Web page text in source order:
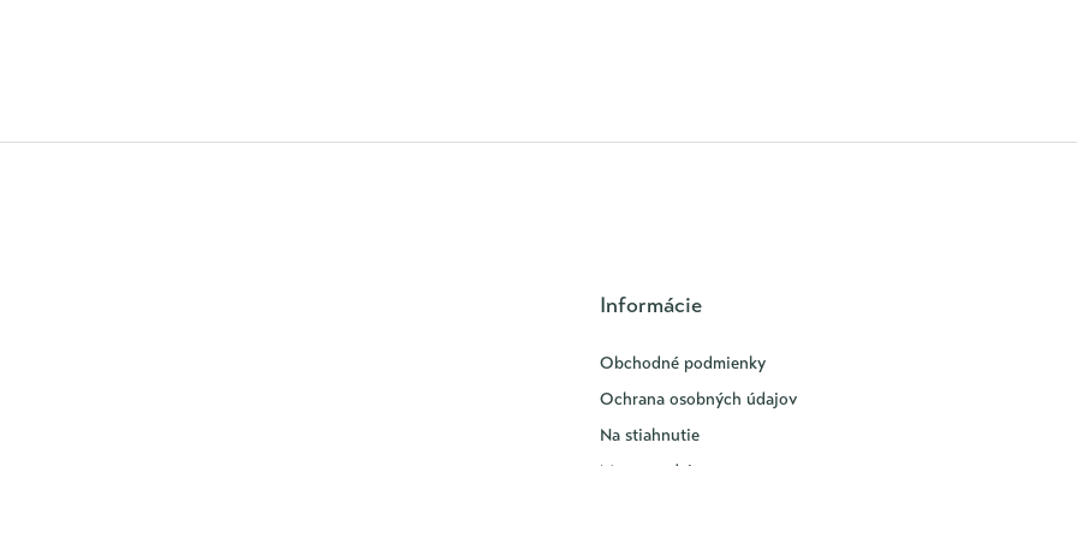
Informácie
Obchodné podmienky
Ochrana osobných údajov
Na stiahnutie
Mapa predajcov